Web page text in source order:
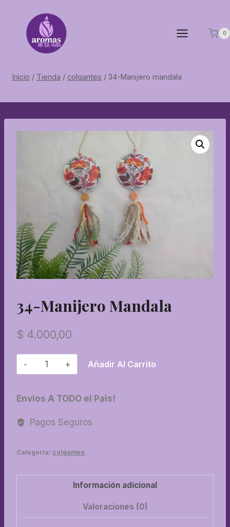
contenido
0
Inicio / Tienda / colgantes / 34-Manijero mandala
34-Manijero Mandala
$ 4.000,00
34-
Manijero
cantidad
Añadir Al Carrito
Envios A TODO el Pais!
Pagos Seguros
Categoría: colgantes
Información adicional
Valoraciones (0)